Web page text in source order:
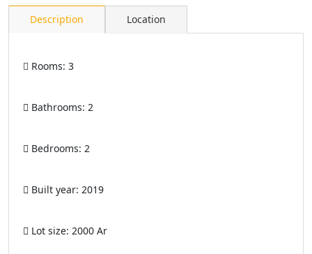
Description Location
Rooms: 3
Bathrooms: 2
Bedrooms: 2
Built year: 2019
Lot size: 2000 Ar